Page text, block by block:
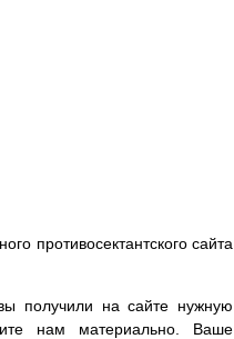
противосектантского сайта
получили на сайте нужную
нам материально. Ваше